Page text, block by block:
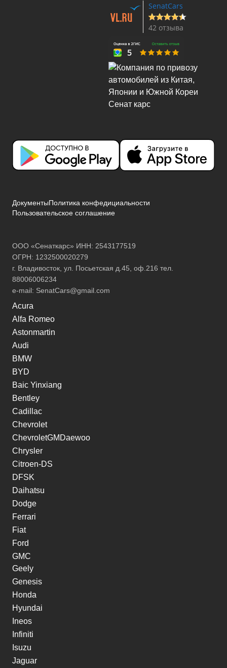
SenatCars
42 отзыва
ДокументыПолитика конфедициальности
Пользовательское соглашение
ООО «Сенаткарс» ИНН: 2543177519
ОГРН: 1232500020279
г. Владивосток, ул. Посьетская д.45, оф.216 тел.
88006006234
e-mail: SenatCars@gmail.com
Acura
Alfa Romeo
Astonmartin
Audi
BMW
BYD
Baic Yinxiang
Bentley
Cadillac
Chevrolet
ChevroletGMDaewoo
Chrysler
Citroen-DS
DFSK
Daihatsu
Dodge
Ferrari
Fiat
Ford
GMC
Geely
Genesis
Honda
Hyundai
Ineos
Infiniti
Isuzu
Jaguar